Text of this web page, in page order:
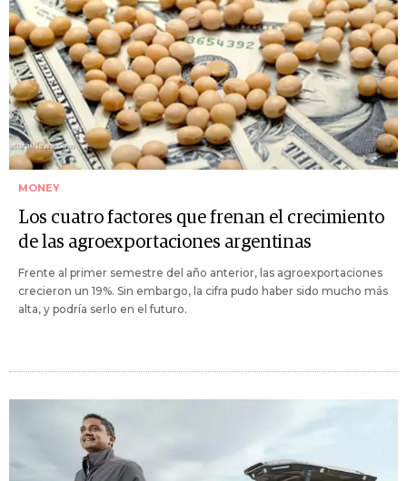
MONEY
Los cuatro factores que frenan el crecimiento
de las agroexportaciones argentinas
Frente al primer semestre del año anterior, las agroexportaciones
crecieron un 19%. Sin embargo, la cifra pudo haber sido mucho más
alta, y podría serlo en el futuro.